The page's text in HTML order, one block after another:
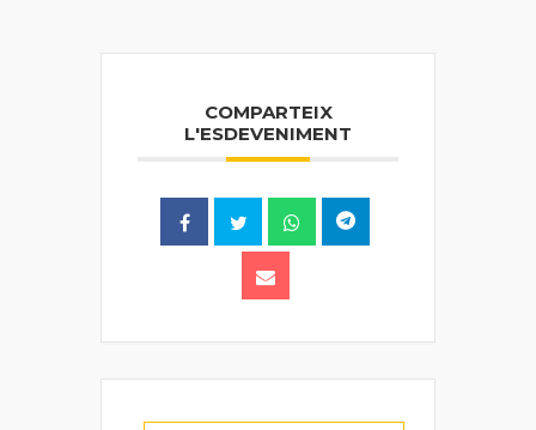
COMPARTEIX
L'ESDEVENIMENT